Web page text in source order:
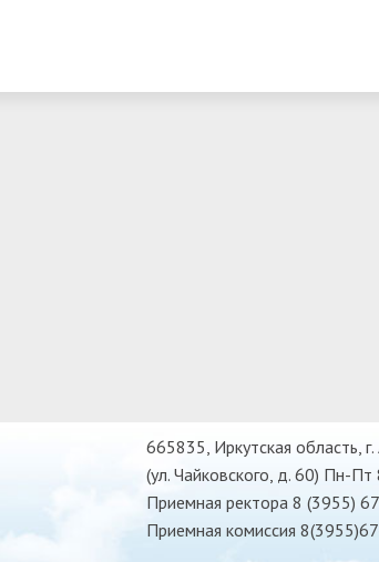
665835, Иркутская область,
(ул. Чайковского, д. 60) Пн-
Приемная ректора 8 (3955)
Приемная комиссия